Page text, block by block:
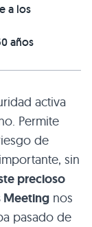
a los
años
activa
Permite
de
sin
precioso
Meeting nos
pasado de